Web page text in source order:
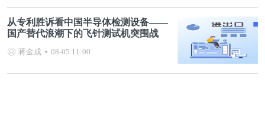
从专利胜诉看中国半导体检测设备——
国产替代浪潮下的飞针测试机突围战
蒋金成 08-05 11:00